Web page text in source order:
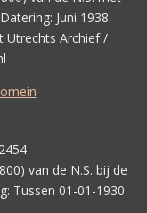
Juni 1938.
Utrechts Archief /
van de N.S. bij de
Tussen 01-01-1930